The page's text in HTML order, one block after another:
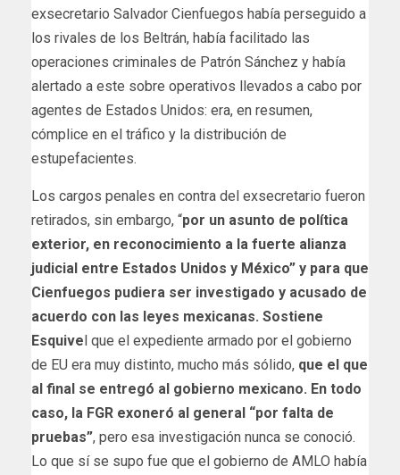
exsecretario Salvador Cienfuegos había perseguido a
los rivales de los Beltrán, había facilitado las
operaciones criminales de Patrón Sánchez y había
alertado a este sobre operativos llevados a cabo por
agentes de Estados Unidos: era, en resumen,
cómplice en el tráfico y la distribución de
estupefacientes.
Los cargos penales en contra del exsecretario fueron
retirados, sin embargo, “por un asunto de política
exterior, en reconocimiento a la fuerte alianza
judicial entre Estados Unidos y México” y para que
Cienfuegos pudiera ser investigado y acusado de
acuerdo con las leyes mexicanas. Sostiene
Esquive l que el expediente armado por el gobierno
de EU era muy distinto, mucho más sólido, que el que
al final se entregó al gobierno mexicano. En todo
caso, la FGR exoneró al general “por falta de
pruebas”, pero esa investigación nunca se conoció.
Lo que sí se supo fue que el gobierno de AMLO había